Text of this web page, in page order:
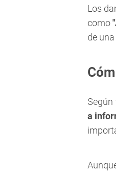
Los
como
de
Según
a